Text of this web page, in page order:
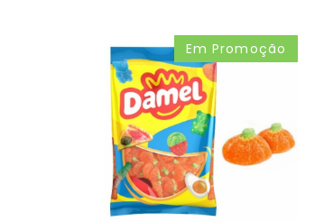
Em Promoção